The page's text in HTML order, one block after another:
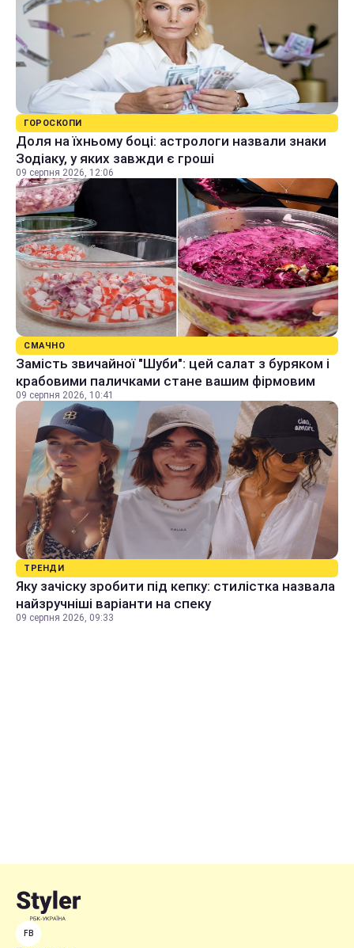
ГОРОСКОПИ
Доля на їхньому боці: астрологи назвали знаки
Зодіаку, у яких завжди є гроші
09 серпня 2026, 12:06
СМАЧНО
Замість звичайної "Шуби": цей салат з буряком і
крабовими паличками стане вашим фірмовим
09 серпня 2026, 10:41
ТРЕНДИ
Яку зачіску зробити під кепку: стилістка назвала
найзручніші варіанти на спеку
09 серпня 2026, 09:33
FB